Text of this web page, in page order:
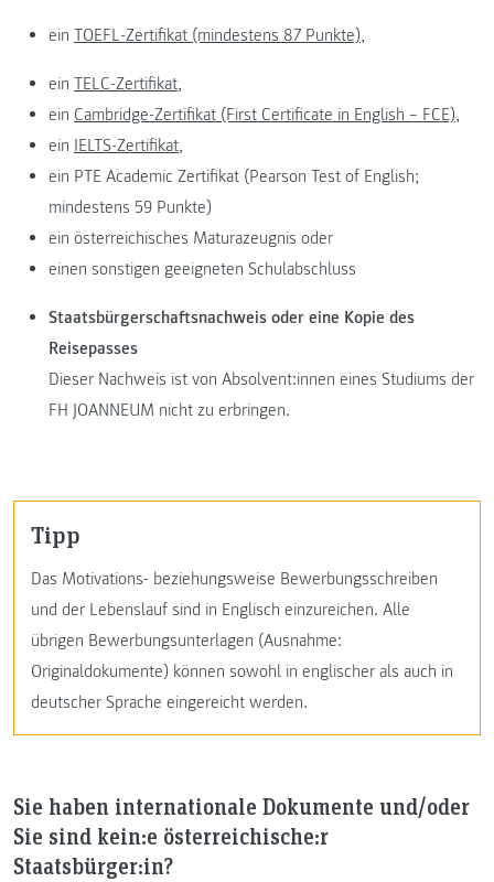
ein TOEFL-Zertifikat (mindestens 87 Punkte),
ein TELC-Zertifikat,
ein Cambridge-Zertifikat (First Certificate in English – FCE),
ein IELTS-Zertifikat,
ein PTE Academic Zertifikat (Pearson Test of English;
mindestens 59 Punkte)
ein österreichisches Maturazeugnis oder
einen sonstigen geeigneten Schulabschluss
Staatsbürgerschaftsnachweis oder eine Kopie des
Reisepasses
Dieser Nachweis ist von Absolvent:innen eines Studiums der
FH JOANNEUM nicht zu erbringen.
Tipp
Das Motivations- beziehungsweise Bewerbungsschreiben
und der Lebenslauf sind in Englisch einzureichen. Alle
übrigen Bewerbungsunterlagen (Ausnahme:
Originaldokumente) können sowohl in englischer als auch in
deutscher Sprache eingereicht werden.
Sie haben internationale Dokumente und/oder
Sie sind kein:e österreichische:r
Staatsbürger:in?